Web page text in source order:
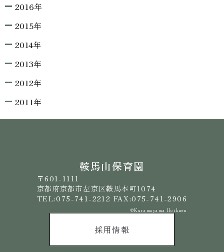
2016年
2015年
2014年
2013年
2012年
2011年
鞍馬山保育園
〒601-1111
京都府京都市左京区鞍馬本町1074
TEL:075-741-2212 FAX:075-741-2906
©️Kuramayama Hoikuen
採用情報